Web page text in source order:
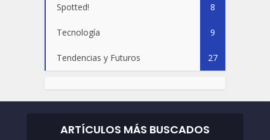
Spotted! 8
Tecnología 9
Tendencias y Futuros 27
ARTÍCULOS MÁS BUSCADOS